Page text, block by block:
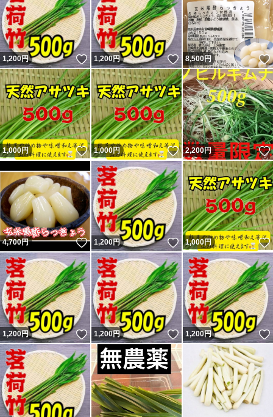
1,200円 いいね！
1,200円 いいね！
8,500円
1,000円 いいね！
1,000円 いいね！
2,200円
4,700円 いいね！
1,200円 いいね！
1,000円
1,200円 いいね！
1,200円 いいね！
1,200円